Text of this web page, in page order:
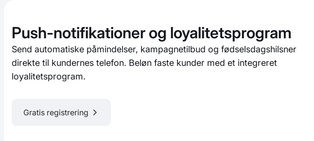
Push-notifikationer og loyalitetsprogram
Send automatiske påmindelser, kampagnetilbud og fødselsdagshilsner
direkte til kundernes telefon. Beløn faste kunder med et integreret
loyalitetsprogram.
Gratis registrering